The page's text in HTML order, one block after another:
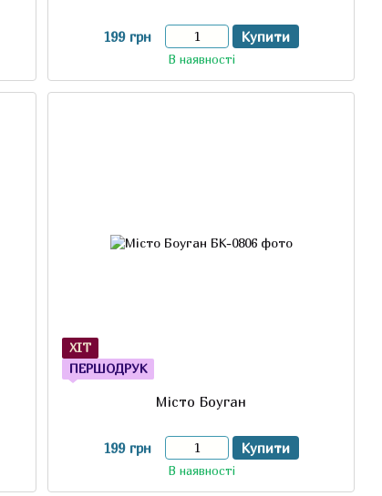
199 грн Купити
В наявності
ХІТ
ПЕРШОДРУК
Місто Боуган
199 грн Купити
В наявності